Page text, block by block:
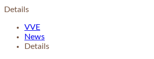
Details
VVE
News
Details